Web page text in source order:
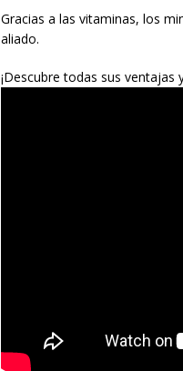
Gracias a las vitaminas, los
aliado.
¡Descubre todas sus